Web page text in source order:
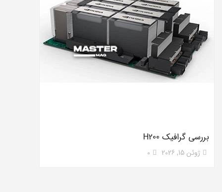
بررسی گرافیک H200
ژوئن 15, 2026 0